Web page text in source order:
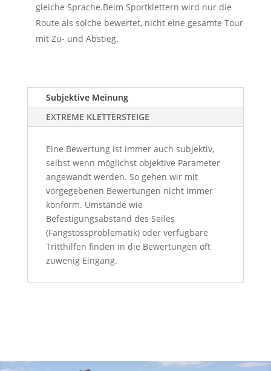
gleiche Sprache.Beim Sportklettern wird nur die
Route als solche bewertet, nicht eine gesamte Tour
mit Zu- und Abstieg.
Subjektive Meinung
EXTREME KLETTERSTEIGE
Eine Bewertung ist immer auch subjektiv,
selbst wenn möglichst objektive Parameter
angewandt werden. So gehen wir mit
vorgegebenen Bewertungen nicht immer
konform. Umstände wie
Befestigungsabstand des Seiles
(Fangstossproblematik) oder verfügbare
Tritthilfen finden in die Bewertungen oft
zuwenig Eingang.